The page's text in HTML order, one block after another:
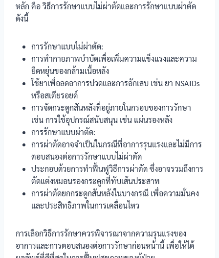
หลัก คือ วิธีการรักษาแบบไม่ผ่าตัดและการรักษาแบบผ่าตัด
ดังนี้
การรักษาแบบไม่ผ่าตัด:
การทำกายภาพบำบัดเพื่อเพิ่มความแข็งแรงและความ
ยืดหยุ่นของกล้ามเนื้อหลัง
ใช้ยาเพื่อลดอาการปวดและการอักเสบ เช่น ยา NSAIDs
หรือสเตียรอยด์
การจัดกระดูกสันหลังที่อยู่ภายในกรอบของการรักษา
เช่น การใช้อุปกรณ์สนับสนุน เช่น แผ่นรองหลัง
การรักษาแบบผ่าตัด:
การผ่าตัดอาจจำเป็นในกรณีที่อาการรุนแรงและไม่มีการ
ตอบสนองต่อการรักษาแบบไม่ผ่าตัด
ประกอบด้วยการทำฟื้นฟูวิธีการผ่าตัด ซึ่งอาจรวมถึงการ
ตัดแต่งหมอนรองกระดูกที่ทับเส้นประสาท
การผ่าตัดยกกระดูกสันหลังในบางกรณี เพื่อความมั่นคง
และประสิทธิภาพในการเคลื่อนไหว
การเลือกวิธีการรักษาควรพิจารณาจากความรุนแรงของ
อาการและการตอบสนองต่อการรักษาก่อนหน้านี้ เพื่อให้ได้